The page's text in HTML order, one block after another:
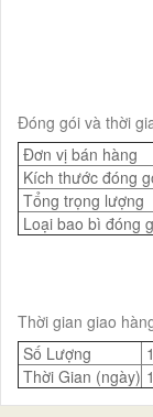
Đóng gói và thời
Đơn vị bán hàng
Kích thước đóng
Tổng trọng lượng
Loại bao bì đóng
Thời gian giao
Số Lượng
Thời Gian (ngày) 1